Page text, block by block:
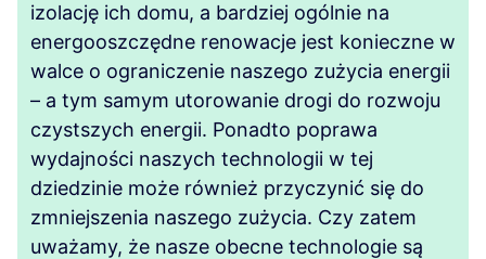
izolację ich domu, a bardziej ogólnie na
energooszczędne renowacje jest konieczne w
walce o ograniczenie naszego zużycia energii
– a tym samym utorowanie drogi do rozwoju
czystszych energii. Ponadto poprawa
wydajności naszych technologii w tej
dziedzinie może również przyczynić się do
zmniejszenia naszego zużycia. Czy zatem
uważamy, że nasze obecne technologie są